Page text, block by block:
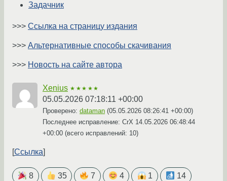
Задачник
>>> Ссылка на страницу издания
>>> Альтернативные способы скачивания
>>> Новость на сайте автора
Xenius ★★★★★
05.05.2026 07:18:11 +00:00
Проверено: dataman (05.05.2026 08:26:41 +00:00)
Последнее исправление: CrX 14.05.2026 06:48:44
+00:00 (всего исправлений: 10)
Ссылка
8 35 7 4 1 14